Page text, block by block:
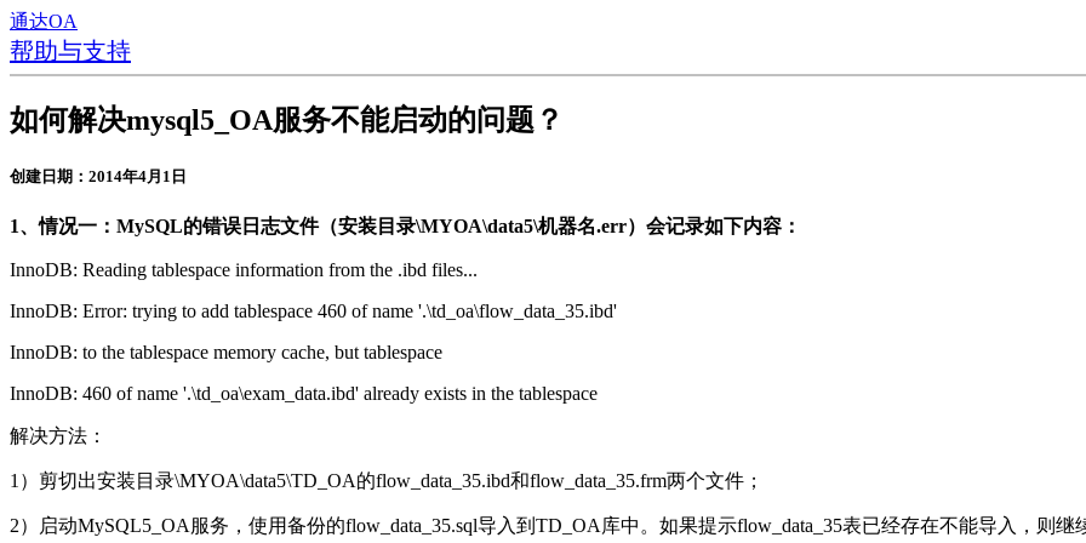
通达OA
帮助与支持
如何解决mysql5_OA服务不能启动的问题？
创建日期：2014年4月1日
1、情况一：MySQL的错误日志文件（安装目录\MYOA\data5\机器名.err）会记录如下内容：
InnoDB: Reading tablespace information from the .ibd files...
InnoDB: Error: trying to add tablespace 460 of name '.\td_oa\flow_data_35.ibd'
InnoDB: to the tablespace memory cache, but tablespace
InnoDB: 460 of name '.\td_oa\exam_data.ibd' already exists in the tablespace
解决方法：
1）剪切出安装目录\MYOA\data5\TD_OA的flow_data_35.ibd和flow_data_35.frm两个文件；
2）启动MySQL5_OA服务，使用备份的flow_data_35.sql导入到TD_OA库中。如果提示flow_data_35表已经存在不能导入，则继